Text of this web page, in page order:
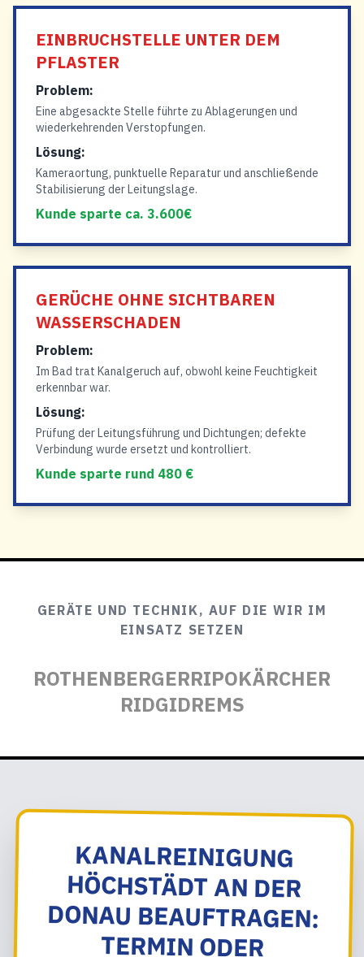
EINBRUCHSTELLE UNTER DEM
PFLASTER
Problem:
Eine abgesackte Stelle führte zu Ablagerungen und
wiederkehrenden Verstopfungen.
Lösung:
Kameraortung, punktuelle Reparatur und anschließende
Stabilisierung der Leitungslage.
Kunde sparte ca. 3.600€
GERÜCHE OHNE SICHTBAREN
WASSERSCHADEN
Problem:
Im Bad trat Kanalgeruch auf, obwohl keine Feuchtigkeit
erkennbar war.
Lösung:
Prüfung der Leitungsführung und Dichtungen; defekte
Verbindung wurde ersetzt und kontrolliert.
Kunde sparte rund 480 €
GERÄTE UND TECHNIK, AUF DIE WIR IM
EINSATZ SETZEN
ROTHENBERGERRIPOKÄRCHER
RIDGIDREMS
KANALREINIGUNG
HÖCHSTÄDT AN DER
DONAU BEAUFTRAGEN:
TERMIN ODER